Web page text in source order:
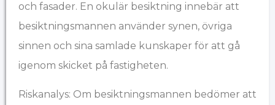
och fasader. En okulär besiktning innebär att
besiktningsmannen använder synen, övriga
sinnen och sina samlade kunskaper för att gå
igenom skicket på fastigheten.
Riskanalys: Om besiktningsmannen bedömer att